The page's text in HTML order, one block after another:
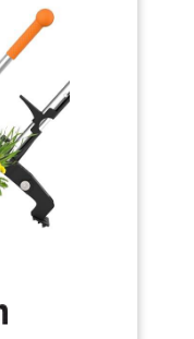
au carbone
et de résistance à
les sols argileux et
pour une
facile : le
rapidement par
sûre et sans
le rend facile à
lorsqu'il n'est pas
est livrée avec
une protection
cours et des